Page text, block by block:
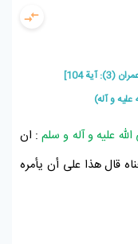
آیة 104]
علیه و آله)
عليه و آله و سلم: ان
قال هذا على أن يأمره